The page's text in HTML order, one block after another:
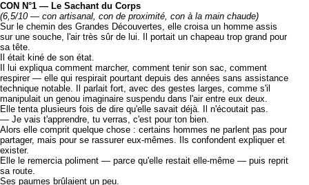
CON N°1 — Le Sachant du Corps
(6,5/10 — con artisanal, con de proximité, con à la main chaude)
Sur le chemin des Grandes Découvertes, elle croisa un homme assis
sur une souche, l'air très sûr de lui. Il portait un chapeau trop grand pour
sa tête.
Il était kiné de son état.
Il lui expliqua comment marcher, comment tenir son sac, comment
respirer — elle qui respirait pourtant depuis des années sans assistance
technique notable. Il parlait fort, avec des gestes larges, comme s'il
manipulait un genou imaginaire suspendu dans l'air entre eux deux.
Elle tenta plusieurs fois de dire qu'elle savait déjà. Il n'écoutait pas.
— Je vais t'apprendre, tu verras, c'est pour ton bien.
Alors elle comprit quelque chose : certains hommes ne parlent pas pour
partager, mais pour se rassurer eux-mêmes. Ils confondent expliquer et
exister.
Elle le remercia poliment — parce qu'elle restait elle-même — puis reprit
sa route.
Ses paumes brûlaient un peu.